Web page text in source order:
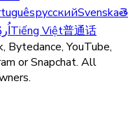
русскийSvenska
Tiếng Việt普通话
YouTube,
or Snapchat. All